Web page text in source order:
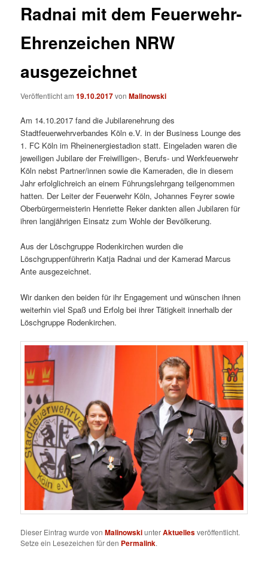
Radnai mit dem Feuerwehr-
Ehrenzeichen NRW
ausgezeichnet
Veröffentlicht am19.10.2017vonMalinowski
Am 14.10.2017 fand die Jubilarenehrung des
Stadtfeuerwehrverbandes Köln e.V. in der Business Lounge des
1. FC Köln im Rheinenergiestadion statt. Eingeladen waren die
jeweiligen Jubilare der Freiwilligen-, Berufs- und Werkfeuerwehr
Köln nebst Partner/innen sowie die Kameraden, die in diesem
Jahr erfolglichreich an einem Führungslehrgang teilgenommen
hatten. Der Leiter der Feuerwehr Köln, Johannes Feyrer sowie
Oberbürgermeisterin Henriette Reker dankten allen Jubilaren für
ihren langjährigen Einsatz zum Wohle der Bevölkerung.
Aus der Löschgruppe Rodenkirchen wurden die
Löschgruppenführerin Katja Radnai und der Kamerad Marcus
Ante ausgezeichnet.
Wir danken den beiden für ihr Engagement und wünschen ihnen
weiterhin viel Spaß und Erfolg bei ihrer Tätigkeit innerhalb der
Löschgruppe Rodenkirchen.
Dieser Eintrag wurde vonMalinowskiunterAktuellesveröffentlicht.
Setze ein Lesezeichen für den Permalink.